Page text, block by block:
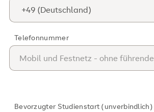
Telefonnummer
Bevorzugter Studienstart